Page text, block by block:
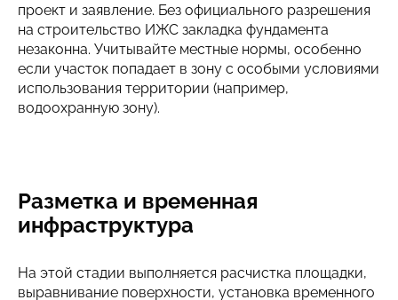
проект и заявление. Без официального разрешения
на строительство ИЖС закладка фундамента
незаконна. Учитывайте местные нормы, особенно
если участок попадает в зону с особыми условиями
использования территории (например,
водоохранную зону).
Разметка и временная
инфраструктура
На этой стадии выполняется расчистка площадки,
выравнивание поверхности, установка временного